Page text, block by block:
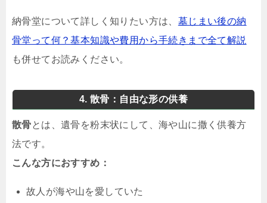
納骨堂について詳しく知りたい方は、 墓じまい後の納
骨堂って何？基本知識や費用から手続きまで全て解説
も併せてお読みください。
4. 散骨：自由な形の供養
散骨とは、遺骨を粉末状にして、海や山に撒く供養方
法です。
こんな方におすすめ：
故人が海や山を愛していた